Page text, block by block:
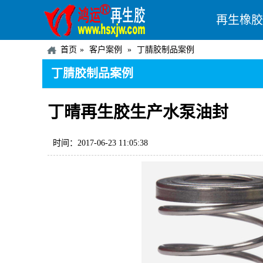
再生橡胶
首页 客户案例 丁腈胶制品案例
丁腈胶制品案例
丁晴再生胶生产水泵油封
时间：2017-06-23 11:05:38